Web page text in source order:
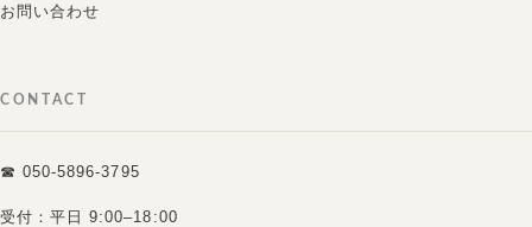
お問い合わせ
CONTACT
☎ 050-5896-3795
受付：平日 9:00–18:00